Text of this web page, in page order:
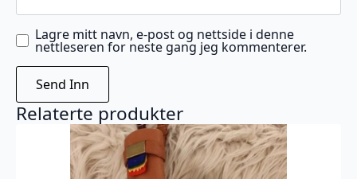
Lagre mitt navn, e-post og nettside i denne
nettleseren for neste gang jeg kommenterer.
Relaterte produkter